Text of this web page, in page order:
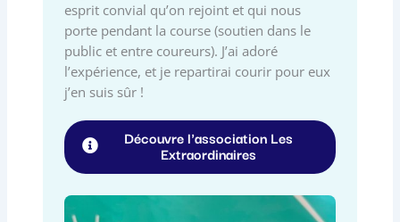
esprit convial qu’on rejoint et qui nous
porte pendant la course (soutien dans le
public et entre coureurs). J’ai adoré
l’expérience, et je repartirai courir pour eux
j’en suis sûr !
Découvre l'association Les
Extraordinaires